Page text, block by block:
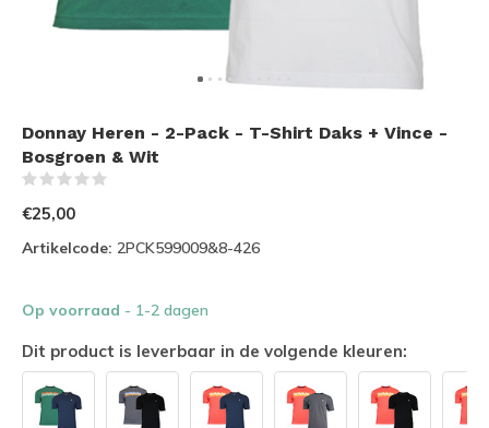
Donnay Heren - 2-Pack - T-Shirt Daks + Vince -
Bosgroen & Wit
€25,00
Artikelcode: 2PCK599009&8-426
Op voorraad - 1-2 dagen
Dit product is leverbaar in de volgende kleuren: